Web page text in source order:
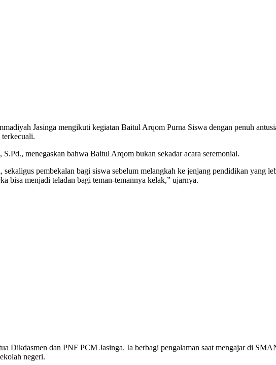
Jasinga mengikuti kegiatan Baitul Arqom Purna Siswa dengan penuh
menegaskan bahwa Baitul Arqom bukan sekadar acara seremonial.
pembekalan bagi siswa sebelum melangkah ke jenjang pendidikan yang
bisa menjadi teladan bagi teman-temannya kelak,” ujarnya.
Dikdasmen dan PNF PCM Jasinga. Ia berbagi pengalaman saat mengajar di
negeri.